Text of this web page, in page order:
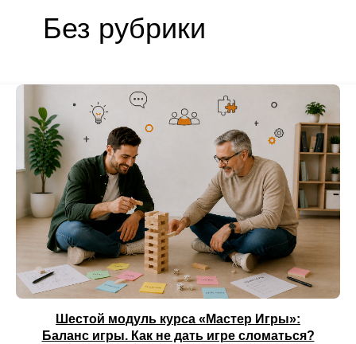
Без рубрики
Шестой модуль курса «Мастер Игры»:
Баланс игры. Как не дать игре сломаться?